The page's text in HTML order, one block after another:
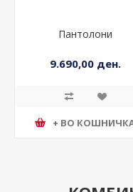
Пантолони
9.690,00 ден.
+ ВО